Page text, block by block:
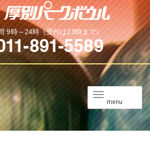
9時～24時（受付は23時まで）
ニ
ュ
ー
menu